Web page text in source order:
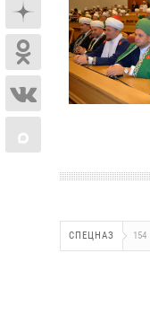
СПЕЦНАЗ 154